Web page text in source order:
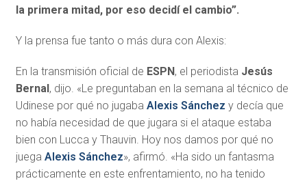
la primera mitad, por eso decidí el cambio”.
Y la prensa fue tanto o más dura con Alexis:
En la transmisión oficial de ESPN, el periodista Jesús
Bernal, dijo. «Le preguntaban en la semana al técnico de
Udinese por qué no jugaba Alexis Sánchez y decía que
no había necesidad de que jugara si el ataque estaba
bien con Lucca y Thauvin. Hoy nos damos por qué no
juega Alexis Sánchez», afirmó. «Ha sido un fantasma
prácticamente en este enfrentamiento, no ha tenido